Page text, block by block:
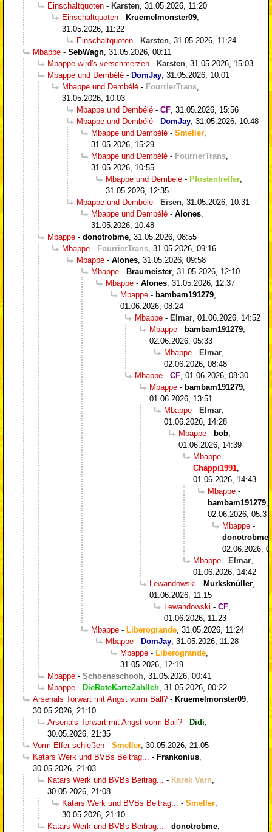
Einschaltquoten - Karsten 31.05.2026, 11:20
Einschaltquoten - Kruemelmonster09
31.05.2026, 11:22
Einschaltquoten - Karsten 31.05.2026, 11:24
Mbappe - SebWagn 31.05.2026, 00:11
Mbappe wird's verschmerzen - Karsten 31.05.2026, 15:03
Mbappe und Dembélé - DomJay 31.05.2026, 10:01
Mbappe und Dembélé - FourrierTrans
31.05.2026, 10:03
Mbappe und Dembélé - CF 31.05.2026, 15:56
Mbappe und Dembélé - DomJay 31.05.2026, 10:48
Mbappe und Dembélé - Smeller
31.05.2026, 15:29
Mbappe und Dembélé - FourrierTrans
31.05.2026, 10:55
Mbappe und Dembélé - Pfostentreffer
31.05.2026, 12:35
Mbappe und Dembélé - Eisen 31.05.2026, 10:31
Mbappe und Dembélé - Alones
31.05.2026, 10:48
Mbappe - donotrobme 31.05.2026, 08:55
Mbappe - FourrierTrans 31.05.2026, 09:16
Mbappe - Alones 31.05.2026, 09:58
Mbappe - Braumeister 31.05.2026, 12:10
Mbappe - Alones 31.05.2026, 12:37
Mbappe - bambam191279
01.06.2026, 08:24
Mbappe - Elmar 01.06.2026, 14:52
Mbappe - bambam191279
02.06.2026, 05:33
Mbappe - Elmar
02.06.2026, 08:48
Mbappe - CF 01.06.2026, 08:30
Mbappe - bambam191279
01.06.2026, 13:51
Mbappe - Elmar
01.06.2026, 14:28
Mbappe - bob
01.06.2026, 14:39
Mbappe -
Chappi1991
01.06.2026, 14:43
Mbappe -
bambam191279
02.06.2026, 05:37
Mbappe -
donotrobme
02.06.2026,
Mbappe - Elmar
01.06.2026, 14:42
Lewandowski - Murksknüller
01.06.2026, 11:15
Lewandowski - CF
01.06.2026, 11:23
Mbappe - Liberogrande 31.05.2026, 11:24
Mbappe - DomJay 31.05.2026, 11:28
Mbappe - Liberogrande
31.05.2026, 12:19
Mbappe - Schoeneschooh 31.05.2026, 00:41
Mbappe - DieRoteKarteZahlIch 31.05.2026, 00:22
Arsenals Torwart mit Angst vorm Ball? - Kruemelmonster09
30.05.2026, 21:10
Arsenals Torwart mit Angst vorm Ball? - Didi
30.05.2026, 21:35
Vorm Elfer schießen - Smeller 30.05.2026, 21:05
Katars Werk und BVBs Beitrag...
- Frankonius
30.05.2026, 21:03
Katars Werk und BVBs Beitrag...
- Karak Varn
30.05.2026, 21:08
Katars Werk und BVBs Beitrag...
- Smeller
30.05.2026, 21:10
Katars Werk und BVBs Beitrag...
- donotrobme